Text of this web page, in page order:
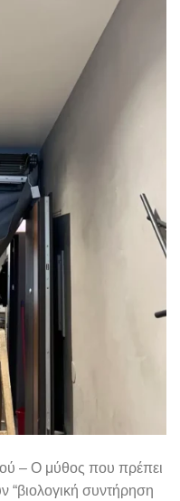
– Ο μύθος που πρέπει
“βιολογική συντήρηση